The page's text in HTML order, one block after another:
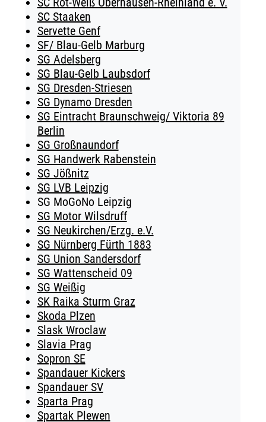
SC Staaken
Servette Genf
SF/ Blau-Gelb Marburg
SG Adelsberg
SG Blau-Gelb Laubsdorf
SG Dresden-Striesen
SG Dynamo Dresden
SG Eintracht Braunschweig/ Viktoria 89
Berlin
SG Großnaundorf
SG Handwerk Rabenstein
SG Jößnitz
SG LVB Leipzig
SG MoGoNo Leipzig
SG Motor Wilsdruff
SG Neukirchen/Erzg. e.V.
SG Nürnberg Fürth 1883
SG Union Sandersdorf
SG Wattenscheid 09
SG Weißig
SK Raika Sturm Graz
Skoda Plzen
Slask Wroclaw
Slavia Prag
Sopron SE
Spandauer Kickers
Spandauer SV
Sparta Prag
Spartak Plewen